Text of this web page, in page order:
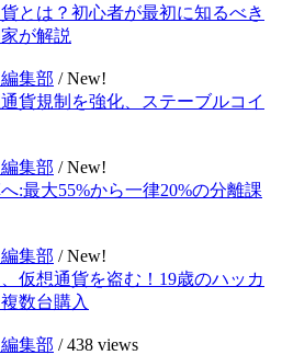
貨とは？初心者が最初に知るべき
が解説
集部 /New!
貨規制を強化、ステーブルコイ
集部 /New!
:最大55%から一律20%の分離課
集部 /New!
仮想通貨を盗む！19歳のハッカ
数台購入
集部 /438 views